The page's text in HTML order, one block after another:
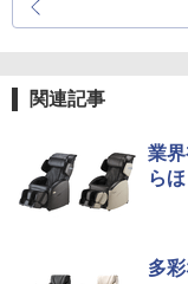
関連記事
業
ら
多